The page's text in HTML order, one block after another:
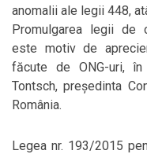
anomalii ale legii 448,
Promulgarea legii de
este motiv de
făcute de ONG-uri,
Tontsch, președinta
România.
Legea nr. 193/2015